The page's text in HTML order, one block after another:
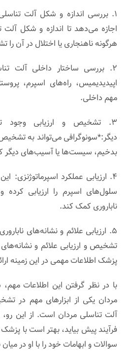
۱. بررسی اندازه و شکل آلت
اجازه می‌دهد تا اندازه و شکل آلت
هرگونه ناهنجاری یا اختلال در آن
۲. بررسی ساختار داخلی آلت
اپیدیدیمیس، راه‌های اسپرم،
مهم داخلی.
۳. تشخیص و ارزیابی وجود
دیگر:*سونوگرافی می‌تواند به
بدخیم، سیست‌ها یا آسیب‌های دیگر
۴. ارزیابی عملکرد اسپرماتوژنزی:
سلول‌های اسپرم را ارزیابی
ناباروری کمک کند.
۵. ارزیابی علائم و نشانه‌های
تشخیص و ارزیابی علائم و
پزشک اطلاعات مهمی در این زمینه
با در نظر گرفتن این اطلاعات
مردان یکی از ابزارهای مهم در
آلت تناسلی مردان است. از این رو،
فرآیند پیش بیاید، بهتر است با
سوالات و ابهامات خود را با او در میان